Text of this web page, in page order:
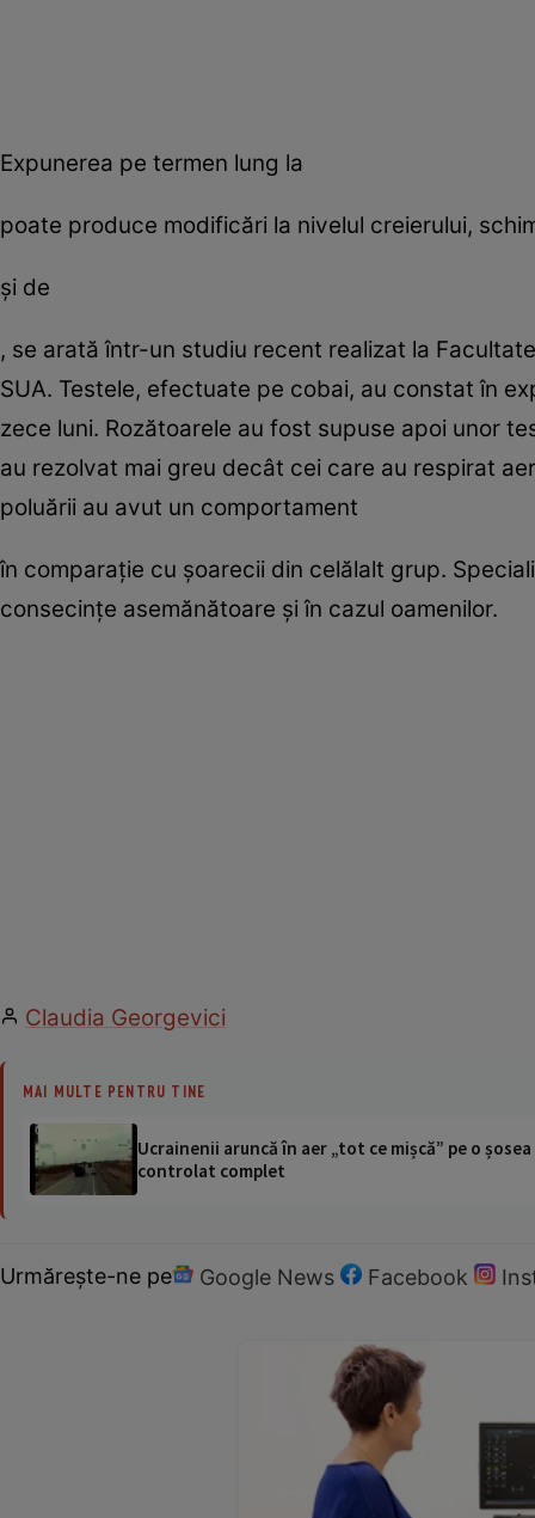
Expunerea pe termen lung la
poate produce modificări la nivelul creierului,
şi de
, se arată într-un studiu recent realizat la
SUA. Testele, efectuate pe cobai, au constat în
zece luni. Rozătoarele au fost supuse apoi unor
au rezolvat mai greu decât cei care au respirat
poluării au avut un comportament
în comparaţie cu şoarecii din celălalt grup.
consecinţe asemănătoare şi în cazul oamenilor.
Claudia Georgevici
MAI MULTE PENTRU TINE
Ucrainenii aruncă în aer „tot ce mișcă” pe o
controlat complet
Urmărește-ne pe Google News Facebook